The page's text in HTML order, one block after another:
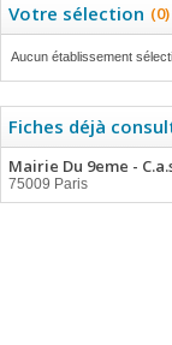
Votre sélection (0)
Aucun établissement
Fiches déjà
Mairie Du 9eme -
75009 Paris